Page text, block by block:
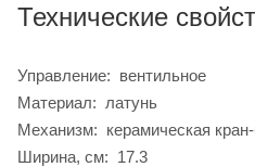
Технические
Управление: вентильное
Материал: латунь
Механизм: керамическая
Ширина, см: 17.3